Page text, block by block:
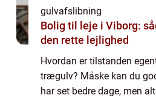
gulvafslibning
Bolig til leje i Viborg:
den rette lejlighed
Hvordan er tilstanden
trægulv? Måske kan du
har set bedre dage, men